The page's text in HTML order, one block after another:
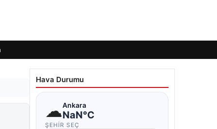
Hava Durumu
☁Ankara
NaN°C
ŞEHIR SEÇ